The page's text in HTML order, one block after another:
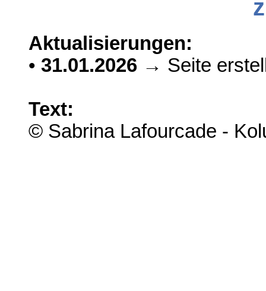
Aktualisierungen:
• 31.01.2026 → Seite
Text:
© Sabrina Lafourcade -